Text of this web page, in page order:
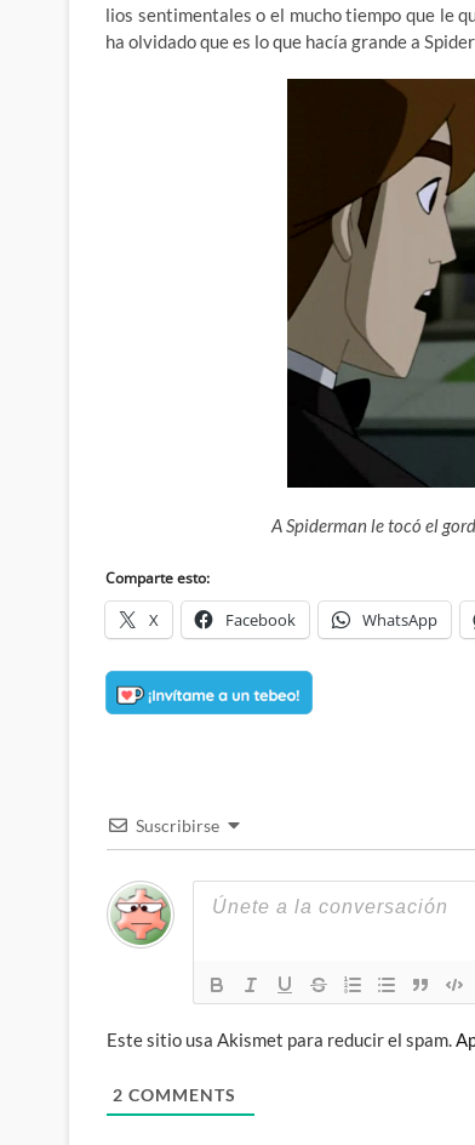
lios sentimentales o el mucho tiempo que le
ha olvidado que es lo que hacía grande a
A Spiderman le tocó el
Comparte esto:
X Facebook WhatsApp
Suscribirse
Este sitio usa Akismet para reducir el spam.
2 COMMENTS